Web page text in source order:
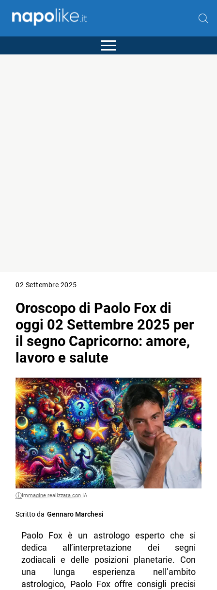
02 Settembre 2025
Oroscopo di Paolo Fox di
oggi 02 Settembre 2025 per
il segno Capricorno: amore,
lavoro e salute
Immagine realizzata con IA
Scritto da Gennaro Marchesi
Paolo Fox è un astrologo esperto che si
dedica all’interpretazione dei segni
zodiacali e delle posizioni planetarie. Con
una lunga esperienza nell’ambito
astrologico, Paolo Fox offre consigli precisi